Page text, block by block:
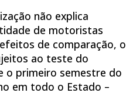
não explica
de motoristas
de comparação, o
ao teste do
o primeiro semestre do
em todo o Estado –